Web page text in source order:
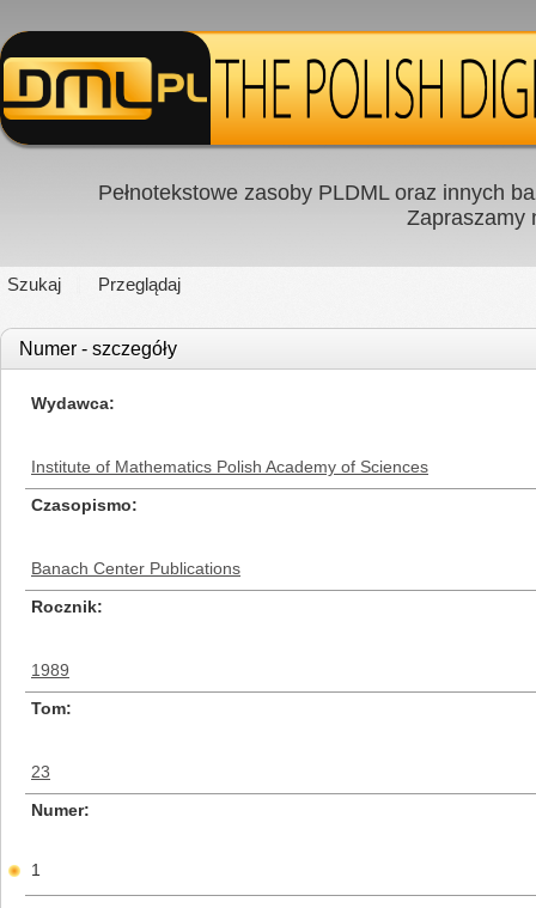
Pełnotekstowe zasoby PLDML oraz innych
Zapraszamy
Szukaj Przeglądaj
Numer - szczegóły
Wydawca
Institute of Mathematics Polish Academy of Sciences
Czasopismo
Banach Center Publications
Rocznik
1989
Tom
23
Numer
1